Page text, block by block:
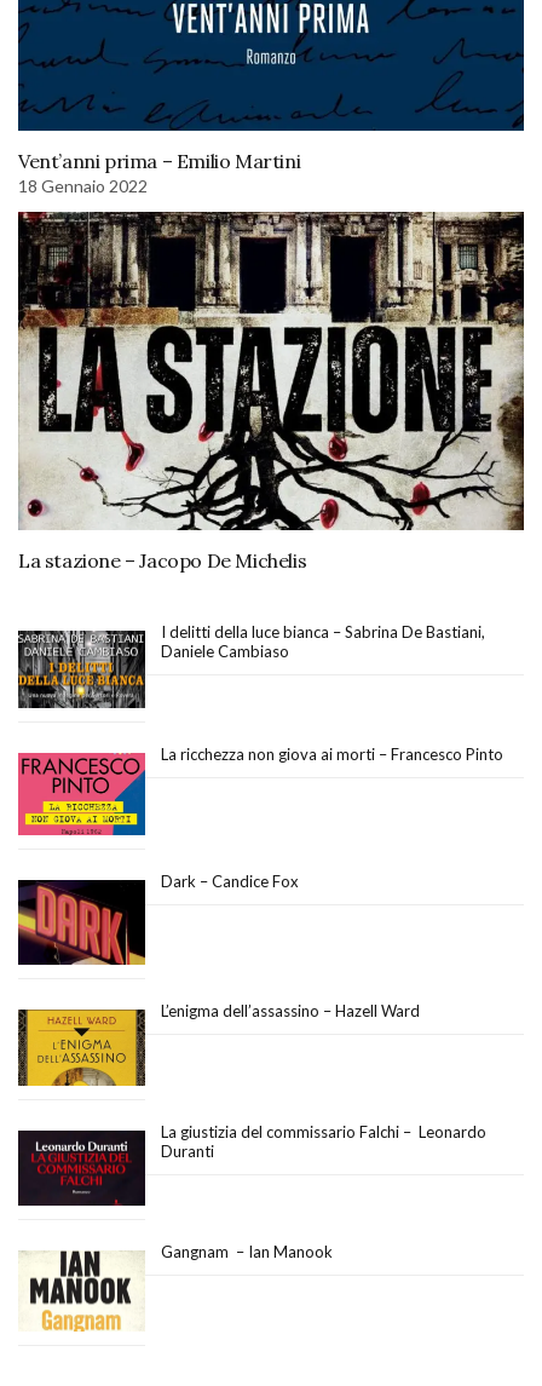
Vent’anni prima – Emilio Martini
18 Gennaio 2022
La stazione – Jacopo De Michelis
I delitti della luce bianca – Sabrina De Bastiani,
Daniele Cambiaso
La ricchezza non giova ai morti – Francesco Pinto
Dark – Candice Fox
L’enigma dell’assassino – Hazell Ward
La giustizia del commissario Falchi – Leonardo
Duranti
Gangnam – Ian Manook